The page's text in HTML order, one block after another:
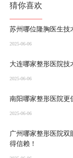
猜你喜欢
苏州哪位隆胸医生技
2025-06-06
大连哪家整形医院技
2025-06-06
南阳哪家整形医院更
2025-06-06
广州哪家整形医院双
得信赖！